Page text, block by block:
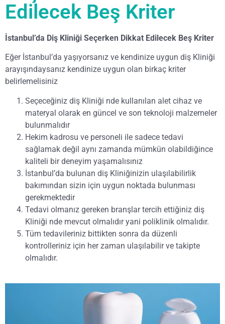
Edilecek Beş Kriter
İstanbul’da Diş Kliniği Seçerken Dikkat Edilecek Beş Kriter
Eğer İstanbul’da yaşıyorsanız ve kendinize uygun diş Kliniği
arayışındaysanız kendinize uygun olan birkaç kriter
belirlemelisiniz
Seçeceğiniz diş Kliniği nde kullanılan alet cihaz ve
materyal olarak en güncel ve son teknoloji malzemeler
bulunmalıdır
Hekim kadrosu ve personeli ile sadece tedavi
sağlamak değil aynı zamanda mümkün olabildiğince
kaliteli bir deneyim yaşamalısınız
İstanbul’da bulunan diş Kliniğinizin ulaşılabilirlik
bakımından sizin için uygun noktada bulunması
gerekmektedir
Tedavi olmanız gereken branşlar tercih ettiğiniz diş
Kliniği nde mevcut olmalıdır yani poliklinik olmalıdır.
Tüm tedavileriniz bittikten sonra da düzenli
kontrolleriniz için her zaman ulaşılabilir ve takipte
olmalıdır.